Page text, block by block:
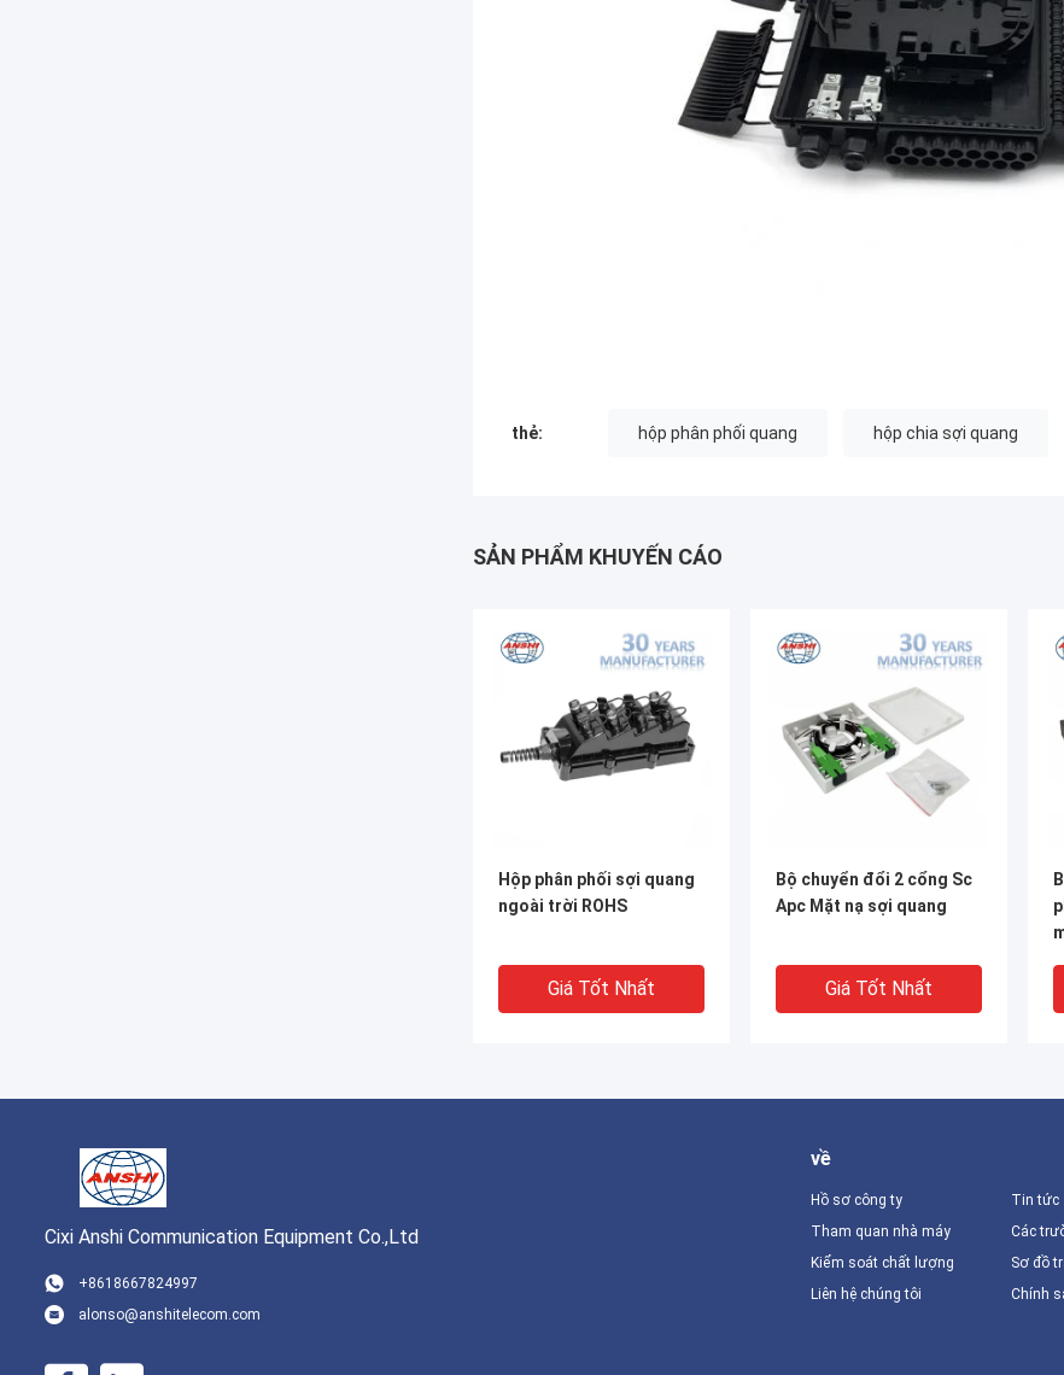
thẻ: hộp phân phối quang hộp chia sợi quang
SẢN PHẨM KHUYẾN CÁO
Hộp phân phối sợi quang
ngoài trời ROHS
Giá Tốt Nhất
Bộ chuyển đổi 2 cổng Sc
Apc Mặt nạ sợi quang
Giá Tốt Nhất
Cixi Anshi Communication Equipment Co.,Ltd
+8618667824997
alonso@anshitelecom.com
về
Hồ sơ công ty
Tham quan nhà máy
Kiểm soát chất lượng
Liên hệ chúng tôi
Tin tức
Các
Sơ đồ
Chính